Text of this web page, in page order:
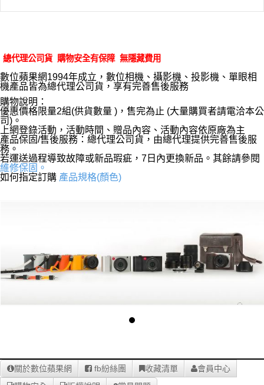
總代理公司貨 購物安全有保障 無隱藏費用
數位蘋果網1994年成立，數位相機、攝影機、投影機、單眼相
機產品皆為總代理公司貨，享有完善售後服務
購物說明：
優惠價格限量2組(供貨數量 )，售完為止 (大量購買者請電洽本公
司)。
上網登錄活動，活動時間、贈品內容、活動內容依原廠為主
產品保固/售後服務：總代理公司貨，由總代理提供完善售後服
務。
若運送過程導致故障或新品瑕疵，7日內更換新品。其餘請參閱
維修保固。
如何指定訂購 產品規格(顏色)
關於數位蘋果網 fb紛絲團 收藏清單
會員中心